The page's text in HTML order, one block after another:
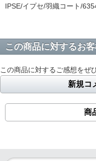
IPSE/イプセ/羽織コート/
この商品に対するお
この商品に対するご感想をぜ
新規コ
商